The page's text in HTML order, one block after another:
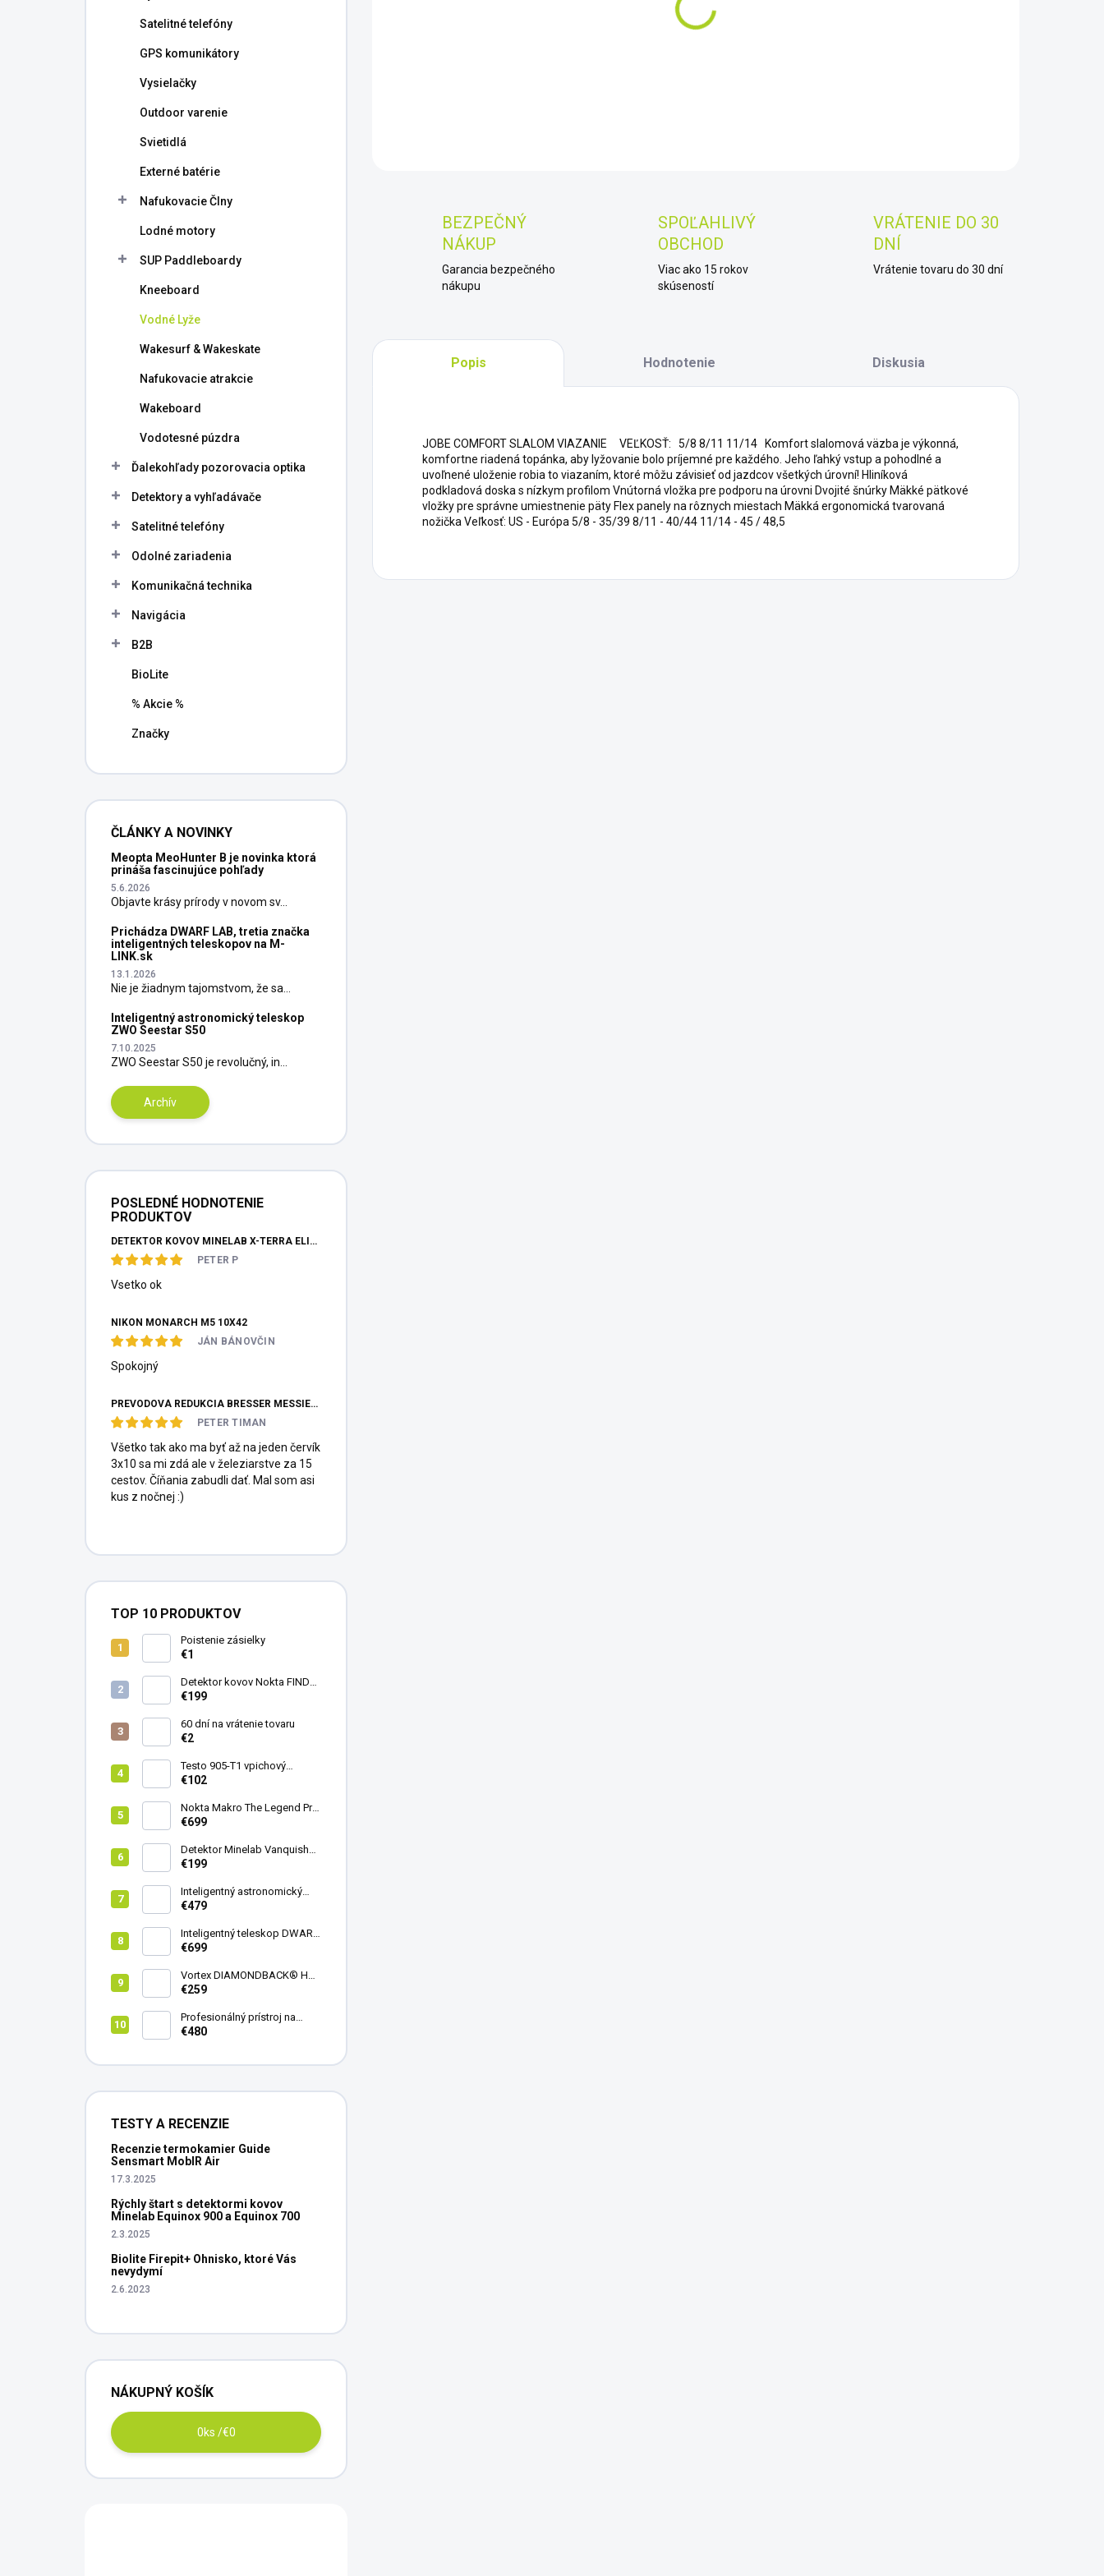
Satelitné telefóny
GPS komunikátory
Vysielačky
Outdoor varenie
Svietidlá
Externé batérie
Nafukovacie Člny
Lodné motory
SUP Paddleboardy
Kneeboard
Vodné Lyže
Wakesurf & Wakeskate
Nafukovacie atrakcie
Wakeboard
Vodotesné púzdra
Ďalekohľady pozorovacia optika
Detektory a vyhľadávače
Satelitné telefóny
Odolné zariadenia
Komunikačná technika
Navigácia
B2B
BioLite
% Akcie %
Značky
ČLÁNKY A NOVINKY
Meopta MeoHunter B je novinka ktorá
prináša fascinujúce pohľady
5.6.2026
Objavte krásy prírody v novom sv...
Prichádza DWARF LAB, tretia značka
inteligentných teleskopov na M-
LINK.sk
13.1.2026
Nie je žiadnym tajomstvom, že sa...
Inteligentný astronomický teleskop
ZWO Seestar S50
7.10.2025
ZWO Seestar S50 je revolučný, in...
Archív
POSLEDNÉ HODNOTENIE
PRODUKTOV
DETEKTOR KOVOV MINELAB X-TERRA ELITE PINPOITER SET
PETER P
Vsetko ok
NIKON MONARCH M5 10X42
JÁN BÁNOVČIN
Spokojný
PREVODOVÁ REDUKCIA BRESSER MESSIER HEXAFOC 1:10
PETER TIMAN
Všetko tak ako ma byť až na jeden červík
3x10 sa mi zdá ale v železiarstve za 15
cestov. Číňania zabudli dať. Mal som asi
kus z nočnej :)
TOP 10 PRODUKTOV
Poistenie zásielky
€1
Detektor kovov Nokta FINDX
Pro
€199
60 dní na vrátenie tovaru
€2
Testo 905-T1 vpichový
teplomer
€102
Nokta Makro The Legend Pro
Pack - model 2024
€699
Detektor Minelab Vanquish
340
€199
Inteligentný astronomický
teleskop DwarfLab Dwarf
€479
Inteligentný teleskop DWARF
III + originálny statív DWARF 3
€699
Vortex DIAMONDBACK® HD
8X42
€259
Profesionálný prístroj na
vedenie vŕtania Laserliner
€480
TESTY A RECENZIE
Recenzie termokamier Guide
Sensmart MobIR Air
17.3.2025
Rýchly štart s detektormi kovov
Minelab Equinox 900 a Equinox 700
2.3.2025
Biolite Firepit+ Ohnisko, ktoré Vás
nevydymí
2.6.2023
NÁKUPNÝ KOŠÍK
0ks /€0
BEZPEČNÝ
NÁKUP
Garancia bezpečného
nákupu
SPOĽAHLIVÝ
OBCHOD
Viac ako 15 rokov
skúseností
VRÁTENIE DO 30
DNÍ
Vrátenie tovaru do 30 dní
Popis Hodnotenie Diskusia
JOBE COMFORT SLALOM VIAZANIE VEĽKOSŤ: 5/8 8/11 11/14 Komfort slalomová väzba je výkonná,
komfortne riadená topánka, aby lyžovanie bolo príjemné pre každého. Jeho ľahký vstup a pohodlné a
uvoľnené uloženie robia to viazaním, ktoré môžu závisieť od jazdcov všetkých úrovní! Hliníková
podkladová doska s nízkym profilom Vnútorná vložka pre podporu na úrovni Dvojité šnúrky Mäkké pätkové
vložky pre správne umiestnenie päty Flex panely na rôznych miestach Mäkká ergonomická tvarovaná
nožička Veľkosť: US - Európa 5/8 - 35/39 8/11 - 40/44 11/14 - 45 / 48,5